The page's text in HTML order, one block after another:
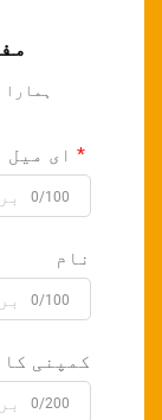
ای میل
0/100
نام
0/100
کمپنی کا
0/200